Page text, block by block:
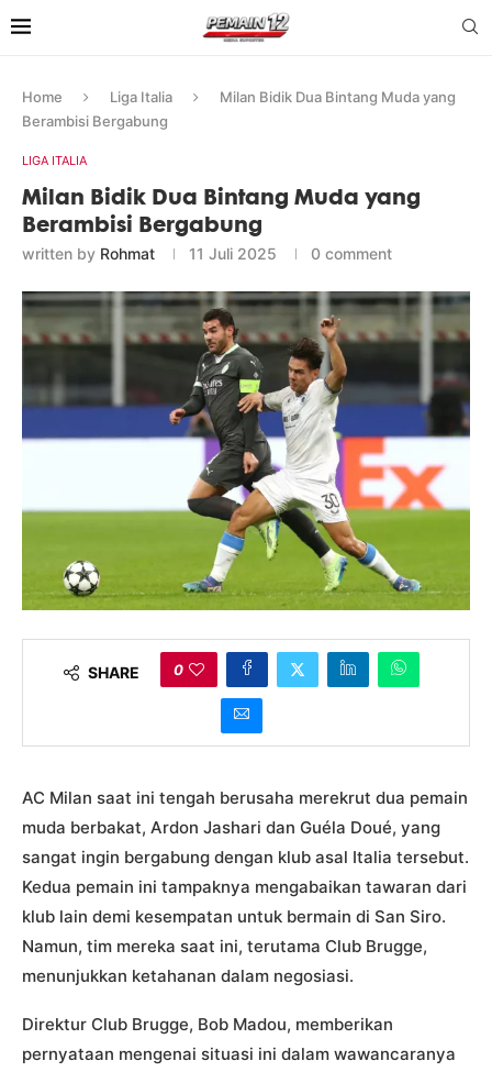
Home Liga Italia
Milan Bidik Dua Bintang Muda yang
Berambisi Bergabung
LIGA ITALIA
Milan Bidik Dua Bintang Muda yang
Berambisi Bergabung
written by Rohmat 11 Juli 2025 0 comment
SHARE 0
AC Milan saat ini tengah berusaha merekrut dua pemain
muda berbakat, Ardon Jashari dan Guéla Doué, yang
sangat ingin bergabung dengan klub asal Italia tersebut.
Kedua pemain ini tampaknya mengabaikan tawaran dari
klub lain demi kesempatan untuk bermain di San Siro.
Namun, tim mereka saat ini, terutama Club Brugge,
menunjukkan ketahanan dalam negosiasi.
Direktur Club Brugge, Bob Madou, memberikan
pernyataan mengenai situasi ini dalam wawancaranya